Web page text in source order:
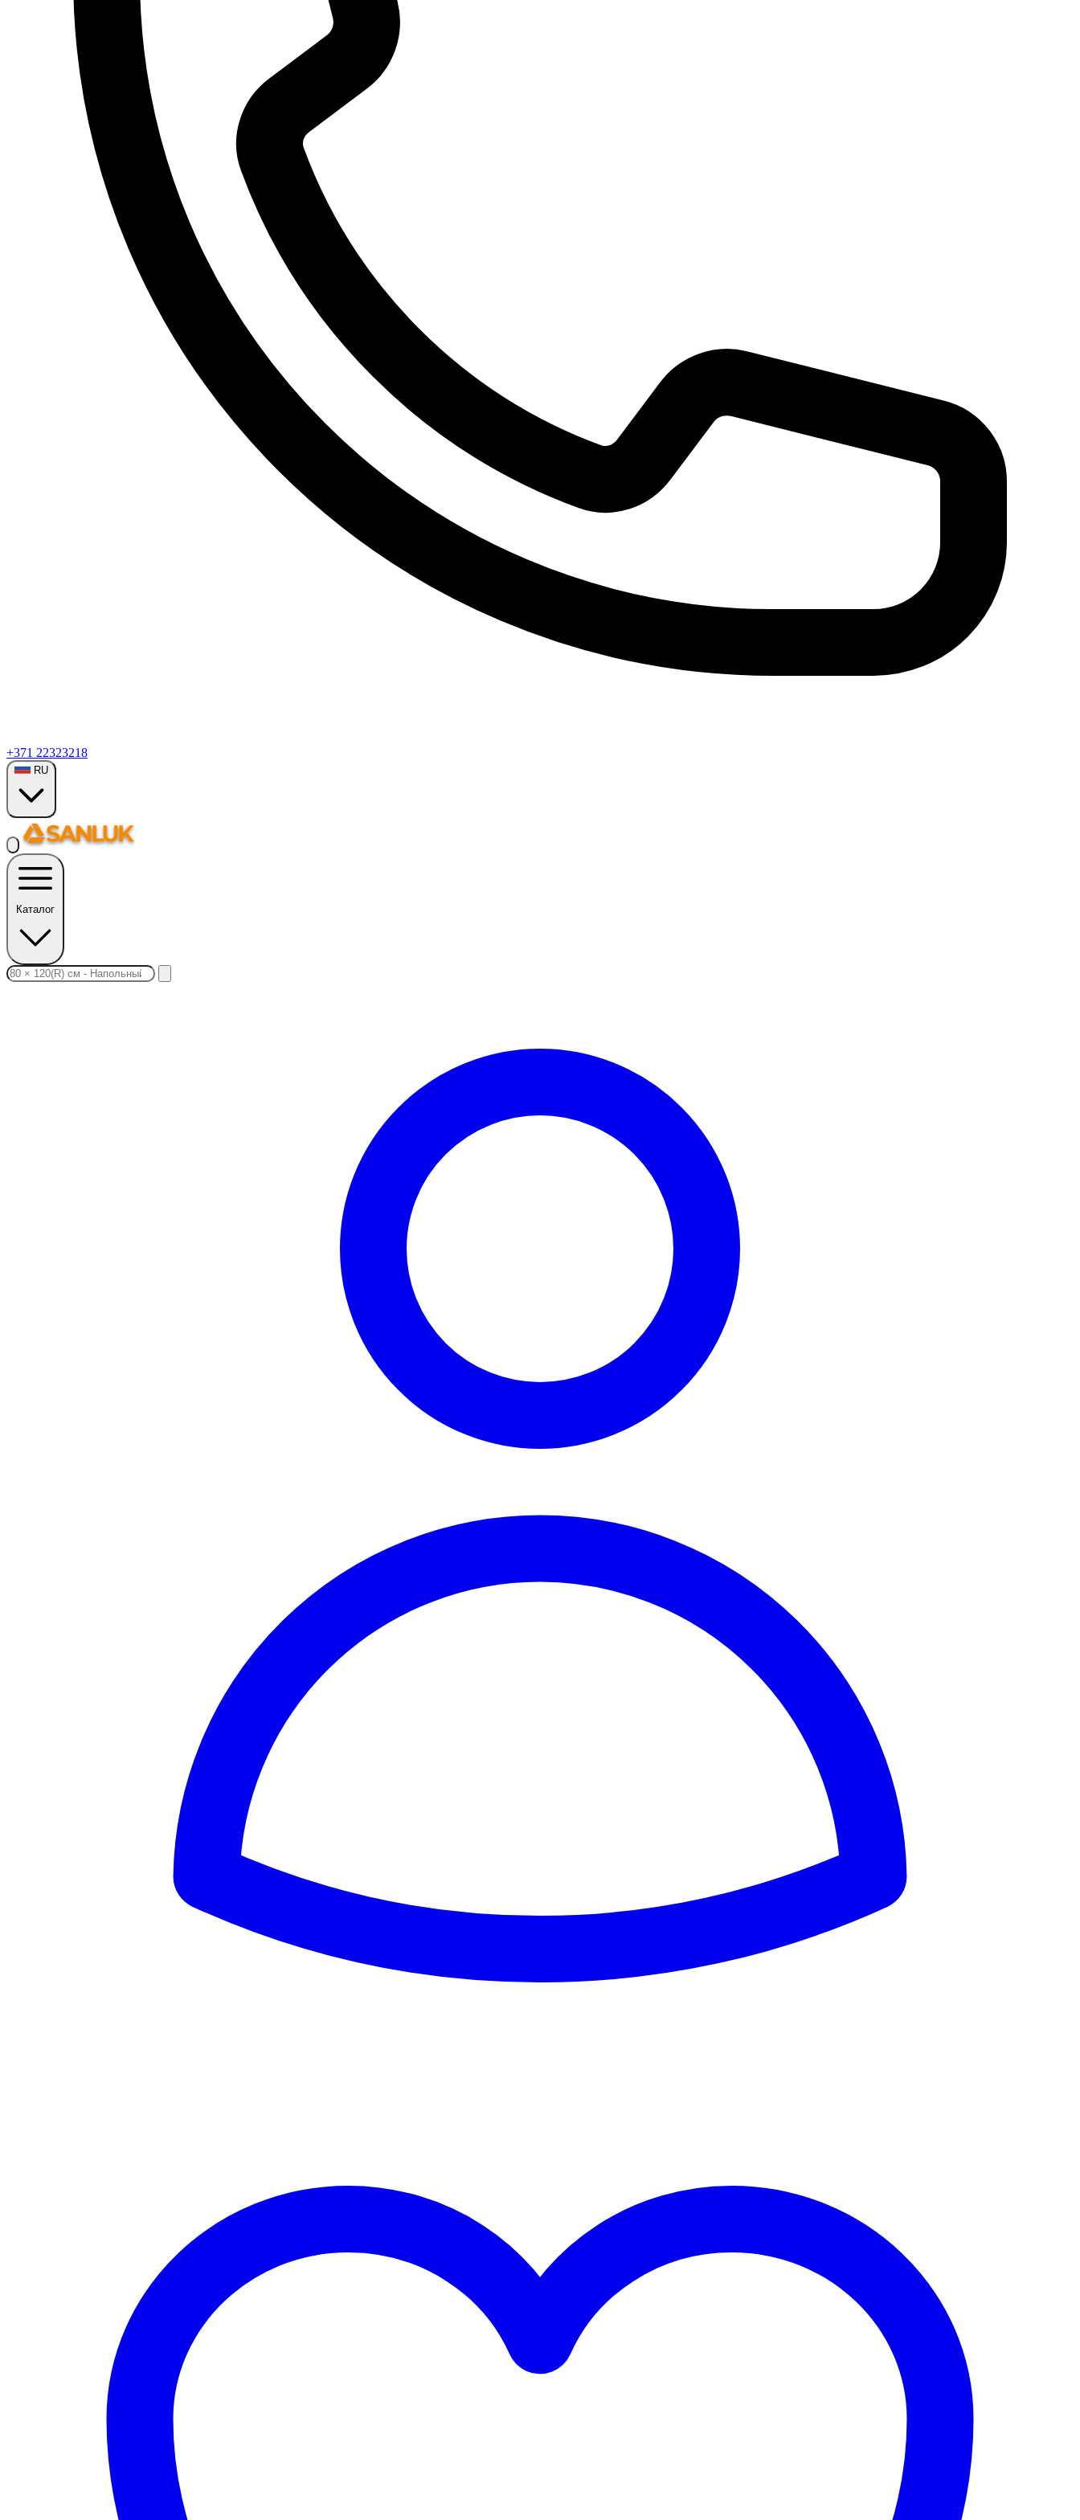
+371 22323218
RU
Каталог